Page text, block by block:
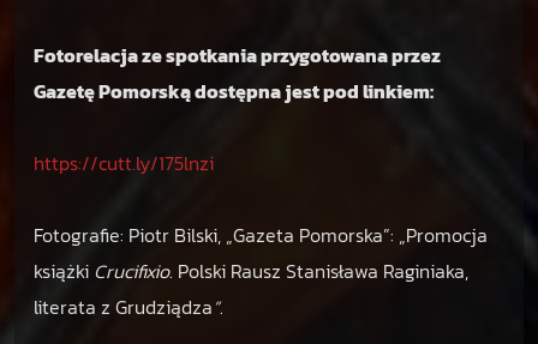
Fotorelacja ze spotkania przygotowana przez
Gazetę Pomorską dostępna jest pod linkiem:
https://cutt.ly/175lnzi
Fotografie: Piotr Bilski, „Gazeta Pomorska”: „Promocja
książki Crucifixio. Polski Rausz Stanisława Raginiaka,
literata z Grudziądza”.